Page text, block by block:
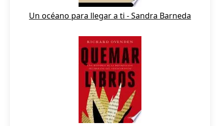
Un océano para llegar a ti - Sandra Barneda